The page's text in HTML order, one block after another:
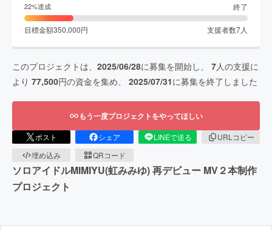
22%達成 終了
目標金額350,000円 支援者数7人
このプロジェクトは、 2025/06/28に募集を開始し、 7人の支援に
より 77,500円の資金を集め、 2025/07/31に募集を終了しました
もう一度プロジェクトをやってほしい
ポスト シェア LINEで送る
URLコピー
埋め込み
QRコード
ソロアイドルMIMIYU(虹みみゆ) 再デビュー MV２本制作
プロジェクト